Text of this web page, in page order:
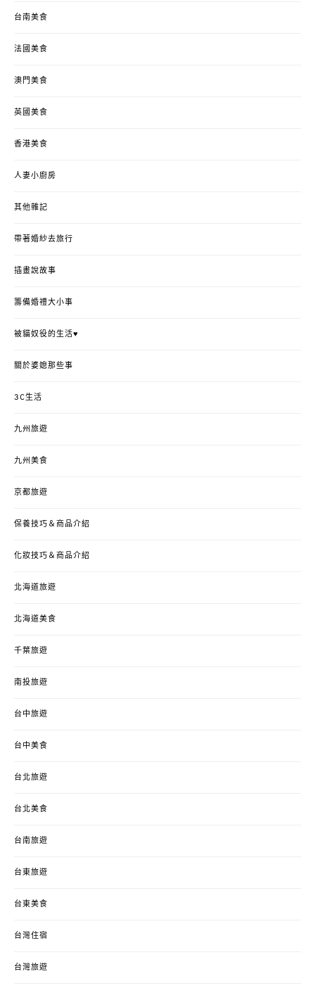
台南美食
法國美食
澳門美食
英國美食
香港美食
人妻小廚房
其他雜記
帶著婚紗去旅行
插畫說故事
籌備婚禮大小事
被貓奴役的生活♥
關於婆媳那些事
3C生活
九州旅遊
九州美食
京都旅遊
保養技巧＆商品介紹
化妝技巧＆商品介紹
北海道旅遊
北海道美食
千葉旅遊
南投旅遊
台中旅遊
台中美食
台北旅遊
台北美食
台南旅遊
台東旅遊
台東美食
台灣住宿
台灣旅遊